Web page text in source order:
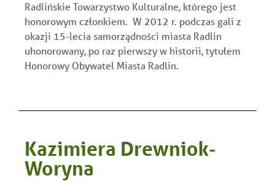
Radlińskie Towarzystwo Kulturalne, którego jest
honorowym członkiem. W 2012 r. podczas gali z
okazji 15-lecia samorządności miasta Radlin
uhonorowany, po raz pierwszy w historii, tytułem
Honorowy Obywatel Miasta Radlin.
Kazimiera Drewniok-
Woryna